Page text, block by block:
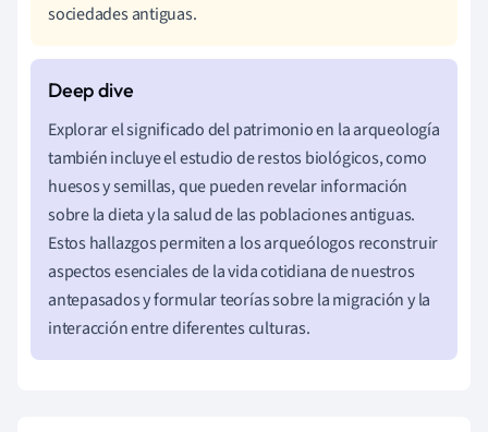
sociedades antiguas.
Explorar el significado del patrimonio en la arqueología
también incluye el estudio de restos biológicos, como
huesos y semillas, que pueden revelar información
sobre la dieta y la salud de las poblaciones antiguas.
Estos hallazgos permiten a los arqueólogos reconstruir
aspectos esenciales de la vida cotidiana de nuestros
antepasados y formular teorías sobre la migración y la
interacción entre diferentes culturas.